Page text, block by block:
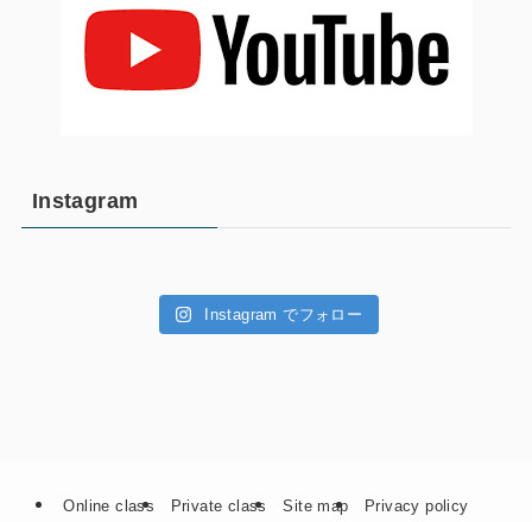
Instagram
Instagram でフォロー
Online class Private class Site map Privacy policy